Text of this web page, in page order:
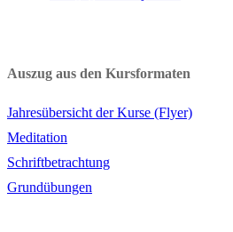
Auszug aus den Kursformaten
Jahresübersicht der Kurse (Flyer)
Meditation
Schriftbetrachtung
Grundübungen